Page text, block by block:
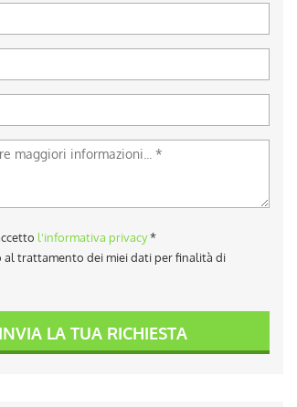
l'informativa privacy*
al trattamento dei miei dati per finalità di
INVIA LA TUA RICHIESTA